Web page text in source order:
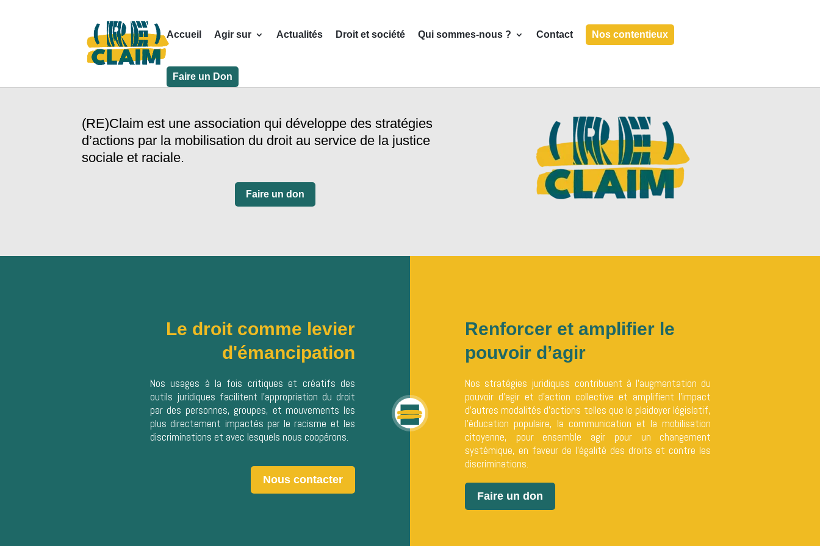
Accueil Agir sur Actualités Droit et société Qui sommes-nous ? Contact Nos contentieux
Faire un Don
(RE)Claim est une association qui développe des stratégies
d’actions par la mobilisation du droit au service de la justice
sociale et raciale.
Faire un don
Le droit comme levier
d'émancipation
Nos usages à la fois critiques et créatifs des
outils juridiques facilitent l’appropriation du droit
par des personnes, groupes, et mouvements les
plus directement impactés par le racisme et les
discriminations et avec lesquels nous coopérons.
Nous contacter
Renforcer et amplifier le
pouvoir d’agir
Nos stratégies juridiques contribuent à l’augmentation du
pouvoir d’agir et d’action collective et amplifient l’impact
d’autres modalités d’actions telles que le plaidoyer législatif,
l’éducation populaire, la communication et la mobilisation
citoyenne, pour ensemble agir pour un changement
systémique, en faveur de l’égalité des droits et contre les
discriminations.
Faire un don